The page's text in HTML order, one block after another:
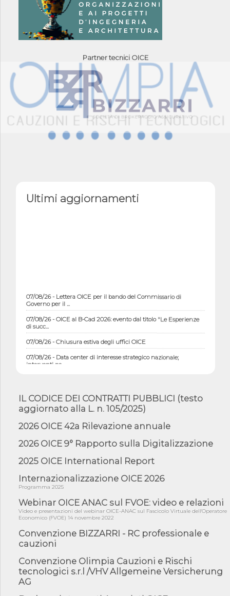
Partner tecnici OICE
Ultimi aggiornamenti
07/08/26 - Lettera OICE per il bando del Commissario di
Governo per il ...
07/08/26 - OICE al B-Cad 2026: evento dal titolo "Le Esperienze
di succ...
07/08/26 - Chiusura estiva degli uffici OICE
07/08/26 - Data center di interesse strategico nazionale;
interventi pe...
07/08/26 - Ponte sullo Stretto di Messina: deliberata la
sussistenza di...
07/08/26 - Tunnel Brennero, dal Cipess via libera al quinto lotto
costr...
06/08/26 - Istat, produzione industriale in calo dell'1% a giugno,
06/08/26 - Dal 3 agosto in vigore l'obbligo di energie rinnovabili
con ...
06/08/26 - DL PA approvato in Cdm: contributi per
riqualificazione sism...
06/08/26 - CdM: approvato il d.lgs. di adeguamento all’AI Act in
mate...
06/08/26 - DDL delegazione europea in Cdm per recepimento
norme UE in m...
05/08/26 - DL Infrastrutture e PNRR è legge: approvata oggi la
fiducia...
05/08/26 - Focus OICE sul DDL di riforma della responsabilità
IL CODICE DEI CONTRATTI PUBBLICI (testo
aggiornato alla L. n. 105/2025)
2026 OICE 42a Rilevazione annuale
2026 OICE 9° Rapporto sulla Digitalizzazione
2025 OICE International Report
Internazionalizzazione OICE 2026
Programma 2025
Webinar OICE ANAC sul FVOE: video e relazioni
Video e presentazioni del webinar OICE-ANAC sul Fascicolo Virtuale dell'Operatore
Economico (FVOE) 14 novembre 2022
Convenzione BIZZARRI - RC professionale e
cauzioni
Convenzione Olimpia Cauzioni e Rischi
tecnologici s.r.l /VHV Allgemeine Versicherung
AG